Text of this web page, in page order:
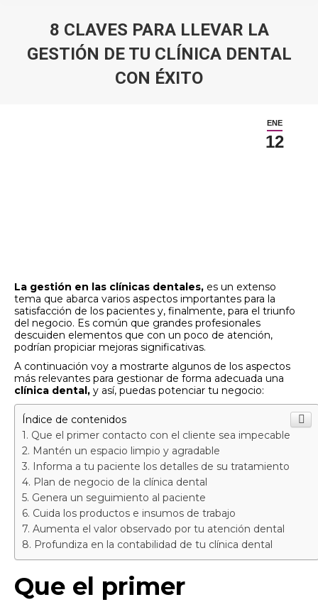
8 CLAVES PARA LLEVAR LA
GESTIÓN DE TU CLÍNICA DENTAL
CON ÉXITO
ENE
12
La gestión en las clínicas dentales, es un extenso
tema que abarca varios aspectos importantes para la
satisfacción de los pacientes y, finalmente, para el triunfo
del negocio. Es común que grandes profesionales
descuiden elementos que con un poco de atención,
podrían propiciar mejoras significativas.
A continuación voy a mostrarte algunos de los aspectos
más relevantes para gestionar de forma adecuada una
clínica dental, y así, puedas potenciar tu negocio:
Índice de contenidos
Que el primer contacto con el cliente sea impecable
Mantén un espacio limpio y agradable
Informa a tu paciente los detalles de su tratamiento
Plan de negocio de la clínica dental
Genera un seguimiento al paciente
Cuida los productos e insumos de trabajo
Aumenta el valor observado por tu atención dental
Profundiza en la contabilidad de tu clínica dental
Que el primer